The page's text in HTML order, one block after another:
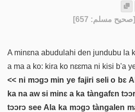
مسلم: 657]
A minɛna abudulahi den jundubu la
a ma a ko: kira ko nɛɛma ni kisi b'a
<< ni mɔgɔ min ye fajiri seli o bɛ
ka na aw si minɛ a ka tàngafɛn
tɔɔrɔ see Ala ka mɔgɔ tàngalen